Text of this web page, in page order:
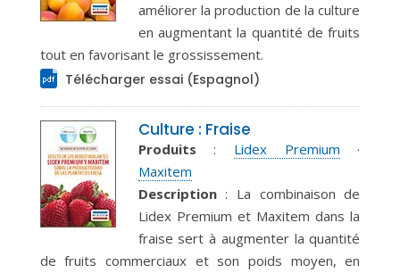
améliorer la production de la culture
en augmentant la quantité de fruits
tout en favorisant le grossissement.
Télécharger essai (Espagnol)
Culture : Fraise
Produits: Lidex Premium ·
Maxitem
Description: La combinaison de
Lidex Premium et Maxitem dans la
fraise sert à augmenter la quantité
de fruits commerciaux et son poids moyen, en